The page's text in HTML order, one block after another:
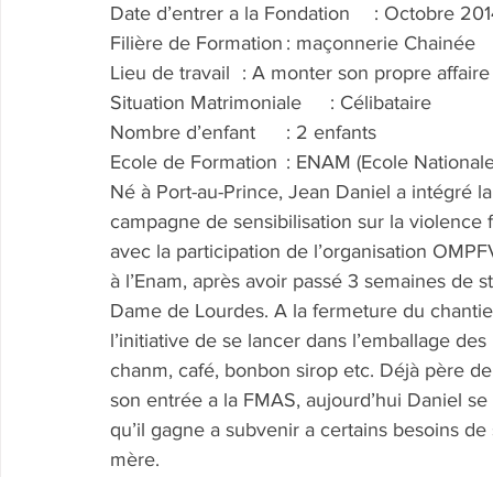
Date d’entrer a la Fondation	: Octobre
Filière de Formation	: maçonnerie Chainée
Lieu de travail	: A monter son propre
Situation Matrimoniale	: Célibataire
Nombre d’enfant	: 2 enfants
Ecole de Formation	: ENAM
Né à Port-au-Prince, Jean Daniel a intégré
campagne de sensibilisation sur la
avec la participation de l’organisation
à l’Enam, après avoir passé 3 semaines
Dame de Lourdes. A la fermeture du
l’initiative de se lancer dans l’emballage
chanm, café, bonbon sirop etc. Déjà père
son entrée a la FMAS, aujourd’hui Daniel
qu’il gagne a subvenir a certains besoins
mère.